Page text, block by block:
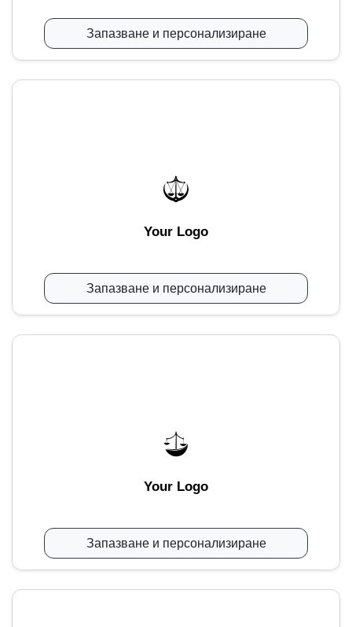
Запазване и персонализиране
Your Logo
Запазване и персонализиране
Your Logo
Запазване и персонализиране